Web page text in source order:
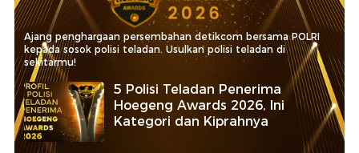
Ajang penghargaan persembahan detikcom bersama POLRI
kepada sosok polisi teladan. Usulkan polisi teladan di
sekitarmu!
5 Polisi Teladan Penerima
Hoegeng Awards 2026, Ini
Kategori dan Kiprahnya